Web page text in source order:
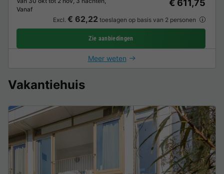
Vanaf
€ 611,75
Excl. € 62,22 toeslagen op basis van 2 personen
Zie aanbiedingen
Meer weten
Vakantiehuis